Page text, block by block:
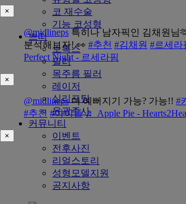
코 재수술
기능 코성형
쁘띠
보톡스
필러
목주름 필러
레이저
실리프팅
윤곽주사
커뮤니티
이벤트
전후사진
리얼스토리
성형모델지원
공지사항
×
@midlineps 특히나 남자픽인 김채원님
분석해보자! 👀 #추천 #김채원 #르세라
Perfect Night - 르세라핌
×
@midlineps더 예뻐지기 가능? 가능!! #
#추천 #아이돌 ♬ Apple Pie -
×